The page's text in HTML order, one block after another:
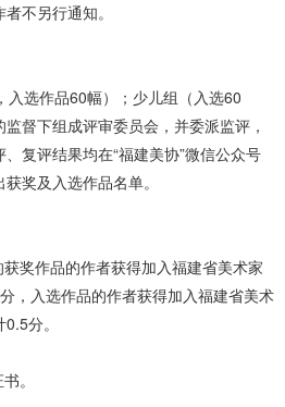
不另行通知。
入选作品60幅）；少儿组（入选60
督下组成评审委员会，并委派监评，
复评结果均在“福建美协”微信公众号
奖及入选作品名单。
奖作品的作者获得加入福建省美术家
，入选作品的作者获得加入福建省美术
分。
。